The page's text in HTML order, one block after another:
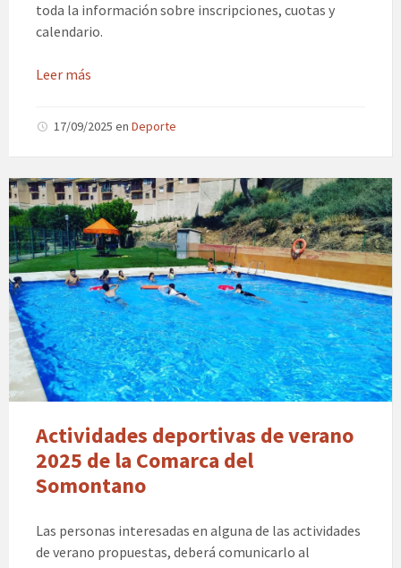
toda la información sobre inscripciones, cuotas y
calendario.
Leer más
17/09/2025 en Deporte
Actividades deportivas de verano
2025 de la Comarca del
Somontano
Las personas interesadas en alguna de las actividades
de verano propuestas, deberá comunicarlo al